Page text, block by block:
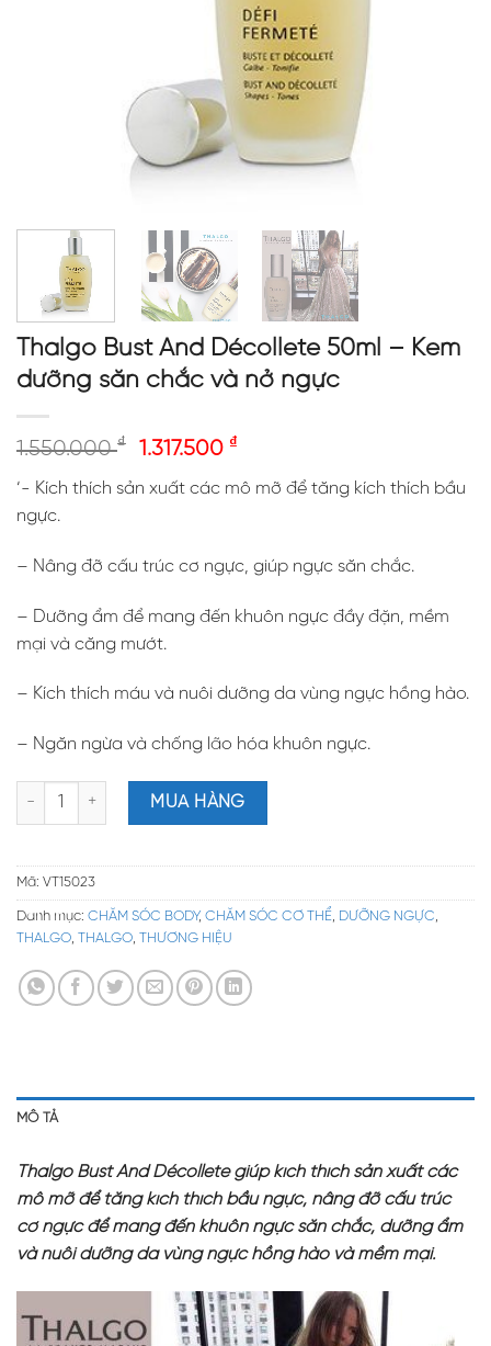
Thalgo Bust And Décollete 50ml – Kem
dưỡng săn chắc và nở ngực
1.550.000₫ 1.317.500 ₫
‘- Kích thích sản xuất các mô mỡ để tăng kích thích bầu
ngực.
– Nâng đỡ cấu trúc cơ ngực, giúp ngực săn chắc.
– Dưỡng ẩm để mang đến khuôn ngực đầy đặn, mềm
mại và căng mướt.
– Kích thích máu và nuôi dưỡng da vùng ngực hồng hào.
– Ngăn ngừa và chống lão hóa khuôn ngực.
Thalgo Bust And Décollete 50ml - Kem dưỡng săn chắc và nở
MUA HÀNG
Mã: VT15023
Danh mục: CHĂM SÓC BODY, CHĂM SÓC CƠ THỂ, DƯỠNG NGỰC,
THALGO, THALGO, THƯƠNG HIỆU
MÔ TẢ
Thalgo Bust And Décollete giúp kích thích sản xuất các
mô mỡ để tăng kích thích bầu ngực, nâng đỡ cấu trúc
cơ ngực để mang đến khuôn ngực săn chắc, dưỡng ẩm
và nuôi dưỡng da vùng ngực hồng hào và mềm mại.